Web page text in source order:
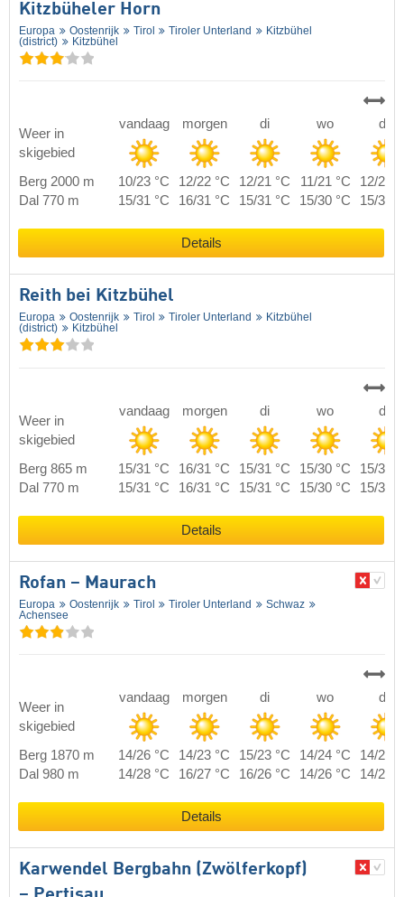
Kitzbüheler Horn
Europa Oostenrijk Tirol Tiroler Unterland
Kitzbühel
(district)
Kitzbühel
Weer in
skigebied
vandaag morgen di wo do
Berg 2000 m 10/23 °C 12/22 °C 12/21 °C 11/21 °C
12/21
Dal 770 m
15/31 °C 16/31 °C 15/31 °C 15/30 °C 15/31
Details
Reith bei Kitzbühel
Europa Oostenrijk Tirol Tiroler Unterland
Kitzbühel
(district)
Kitzbühel
Weer in
skigebied
vandaag morgen di wo do
Berg 865 m 15/31 °C 16/31 °C 15/31 °C 15/30 °C
15/31
Dal 770 m
15/31 °C 16/31 °C 15/31 °C 15/30 °C 15/31
Details
Rofan – Maurach
Europa Oostenrijk Tirol Tiroler Unterland
Schwaz
Achensee
Weer in
skigebied
vandaag morgen di wo do
Berg 1870 m 14/26 °C 14/23 °C 15/23 °C 14/24 °C
14/24
Dal 980 m
14/28 °C 16/27 °C 16/26 °C 14/26 °C 14/26
Details
Karwendel Bergbahn (Zwölferkopf)